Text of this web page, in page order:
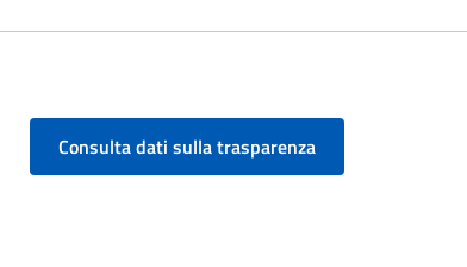
Consulta dati sulla trasparenza